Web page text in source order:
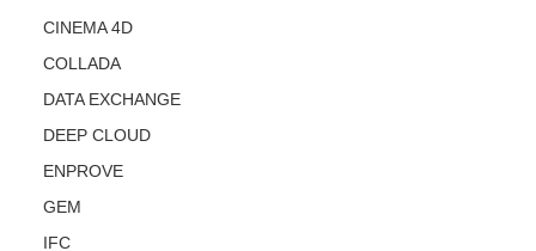
CINEMA 4D
COLLADA
DATA EXCHANGE
DEEP CLOUD
ENPROVE
GEM
IFC